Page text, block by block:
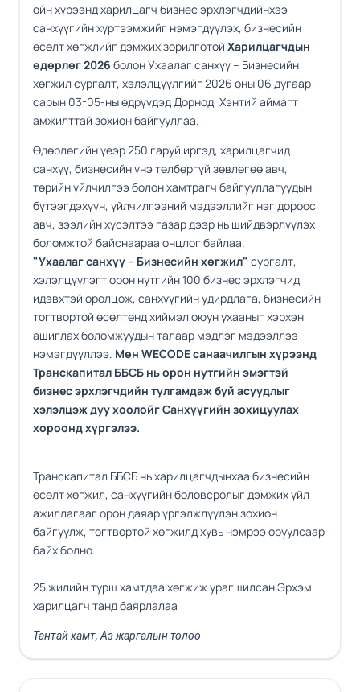
ойн хүрээнд харилцагч бизнес эрхлэгчдийнхээ
санхүүгийн хүртээмжийг нэмэгдүүлэх, бизнесийн
өсөлт хөгжлийг дэмжих зорилготой Харилцагчдын
өдөрлөг 2026 болон Ухаалаг санхүү – Бизнесийн
хөгжил сургалт, хэлэлцүүлгийг 2026 оны 06 дугаар
сарын 03-05-ны өдрүүдэд Дорнод, Хэнтий аймагт
амжилттай зохион байгууллаа.
Өдөрлөгийн үеэр 250 гаруй иргэд, харилцагчид
санхүү, бизнесийн үнэ төлбөргүй зөвлөгөө авч,
төрийн үйлчилгээ болон хамтрагч байгууллагуудын
бүтээгдэхүүн, үйлчилгээний мэдээллийг нэг дороос
авч, зээлийн хүсэлтээ газар дээр нь шийдвэрлүүлэх
боломжтой байснаараа онцлог байлаа.
"Ухаалаг санхүү – Бизнесийн хөгжил" сургалт,
хэлэлцүүлэгт орон нутгийн 100 бизнес эрхлэгчид
идэвхтэй оролцож, санхүүгийн удирдлага, бизнесийн
тогтвортой өсөлтөнд хиймэл оюун ухааныг хэрхэн
ашиглах боломжуудын талаар мэдлэг мэдээллээ
нэмэгдүүллээ. Мөн WECODE санаачилгын хүрээнд
Транскапитал ББСБ нь орон нутгийн эмэгтэй
бизнес эрхлэгчдийн тулгамдаж буй асуудлыг
хэлэлцэж дуу хоолойг Санхүүгийн зохицуулах
хороонд хүргэлээ.
Транскапитал ББСБ нь харилцагчдынхаа бизнесийн
өсөлт хөгжил, санхүүгийн боловсролыг дэмжих үйл
ажиллагааг орон даяар үргэлжлүүлэн зохион
байгуулж, тогтвортой хөгжилд хувь нэмрээ оруулсаар
байх болно.
25 жилийн турш хамтдаа хөгжиж урагшилсан Эрхэм
харилцагч танд баярлалаа
Тантай хамт, Аз жаргалын төлөө